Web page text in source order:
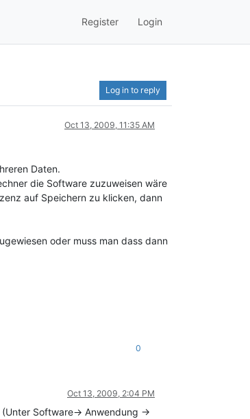
Register Login
Log in to reply
Oct 13, 2009, 11:35 AM
Daten.
die Software zuzuweisen wäre
auf Speichern zu klicken, dann
oder muss man dass dann
0
Oct 13, 2009, 2:04 PM
Software-> Anwendung ->